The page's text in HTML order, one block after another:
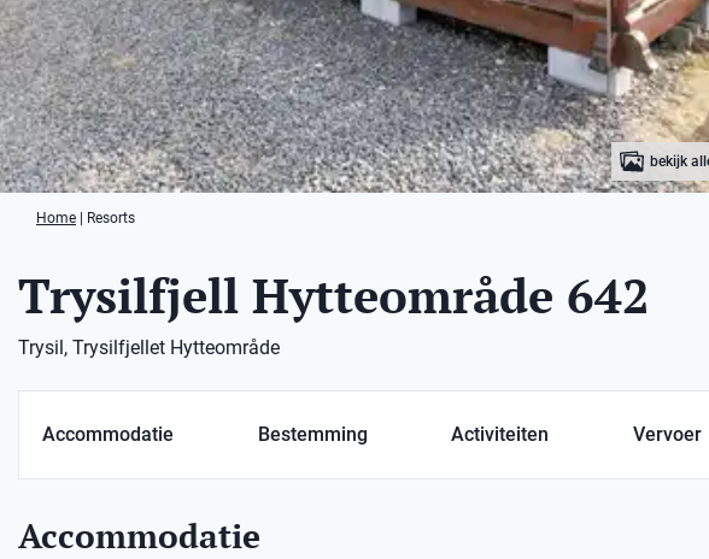
bekijk
Home Resorts
Trysilfjell Hytteområde 642
Trysil, Trysilfjellet Hytteområde
Accommodatie Bestemming Activiteiten Vervoer
Accommodatie